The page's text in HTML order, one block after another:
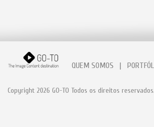
QUEM SOMOS |
Copyright 2026 GO-TO Todos os direitos reservados.